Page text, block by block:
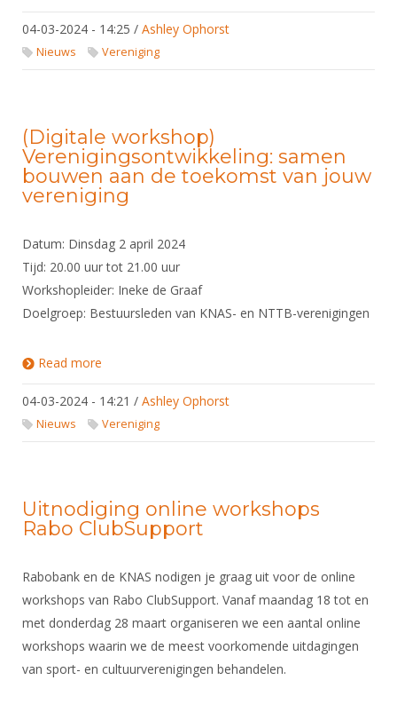
04-03-2024 - 14:25 / Ashley Ophorst
Nieuws Vereniging
(Digitale workshop)
Verenigingsontwikkeling: samen
bouwen aan de toekomst van jouw
vereniging
Datum: Dinsdag 2 april 2024
Tijd: 20.00 uur tot 21.00 uur
Workshopleider: Ineke de Graaf
Doelgroep: Bestuursleden van KNAS- en NTTB-verenigingen
Read more
04-03-2024 - 14:21 / Ashley Ophorst
Nieuws Vereniging
Uitnodiging online workshops
Rabo ClubSupport
Rabobank en de KNAS nodigen je graag uit voor de online
workshops van Rabo ClubSupport. Vanaf maandag 18 tot en
met donderdag 28 maart organiseren we een aantal online
workshops waarin we de meest voorkomende uitdagingen
van sport- en cultuurverenigingen behandelen.